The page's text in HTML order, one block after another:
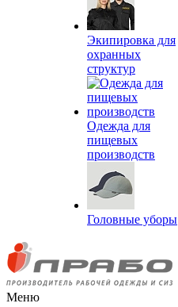
Экипировка для
охранных
структур
Одежда для
пищевых
производств
Головные уборы
Меню